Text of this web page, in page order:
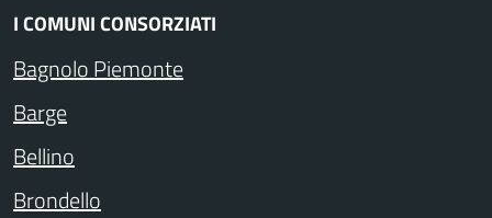
I COMUNI CONSORZIATI
Bagnolo Piemonte
Barge
Bellino
Brondello